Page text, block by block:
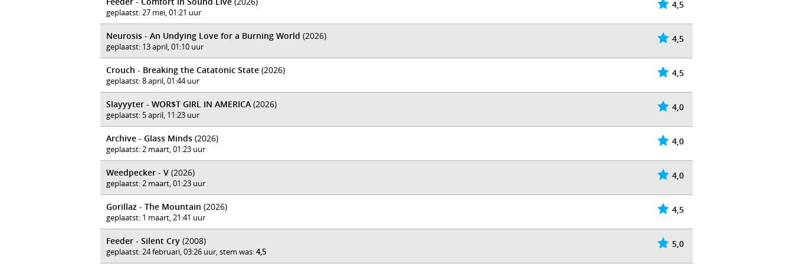
4,5
geplaatst: 27 mei, 01:21 uur
4,5
Neurosis - An Undying Love for a Burning World (2026)
geplaatst: 13 april, 01:10 uur
4,5
Crouch - Breaking the Catatonic State (2026)
geplaatst: 8 april, 01:44 uur
4,0
Slayyyter - WOR$T GIRL IN AMERICA (2026)
geplaatst: 5 april, 11:23 uur
4,0
Archive - Glass Minds (2026)
geplaatst: 2 maart, 01:23 uur
4,0
Weedpecker - V (2026)
geplaatst: 2 maart, 01:23 uur
4,5
Gorillaz - The Mountain (2026)
geplaatst: 1 maart, 21:41 uur
5,0
Feeder - Silent Cry (2008)
geplaatst: 24 februari, 03:26 uur, stem was:4,5